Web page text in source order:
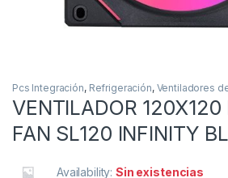
Pcs Integración, Refrigeración, Ventiladores
VENTILADOR 120X120
FAN SL120 INFINITY
Availability:Sin existencias